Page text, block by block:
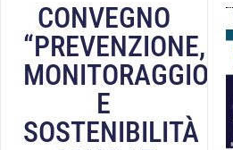
CONVEGNO
“PREVENZIONE,
MONITORAGGIO
E
SOSTENIBILITÀ